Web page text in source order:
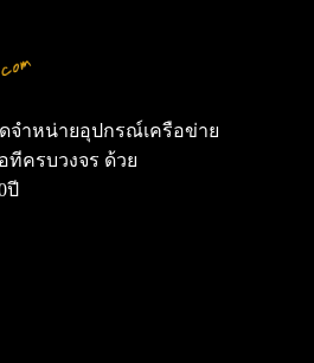
ดจำหน่ายอุปกรณ์เครือข่าย
ครบวงจร ด้วย
ปี